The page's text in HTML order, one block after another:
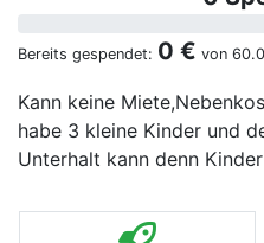
Bereits gespendet: 0 € von
Kann keine
habe 3 kleine Kinder und
Unterhalt kann denn